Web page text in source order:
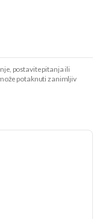
postavite pitanja ili
potaknuti zanimljiv